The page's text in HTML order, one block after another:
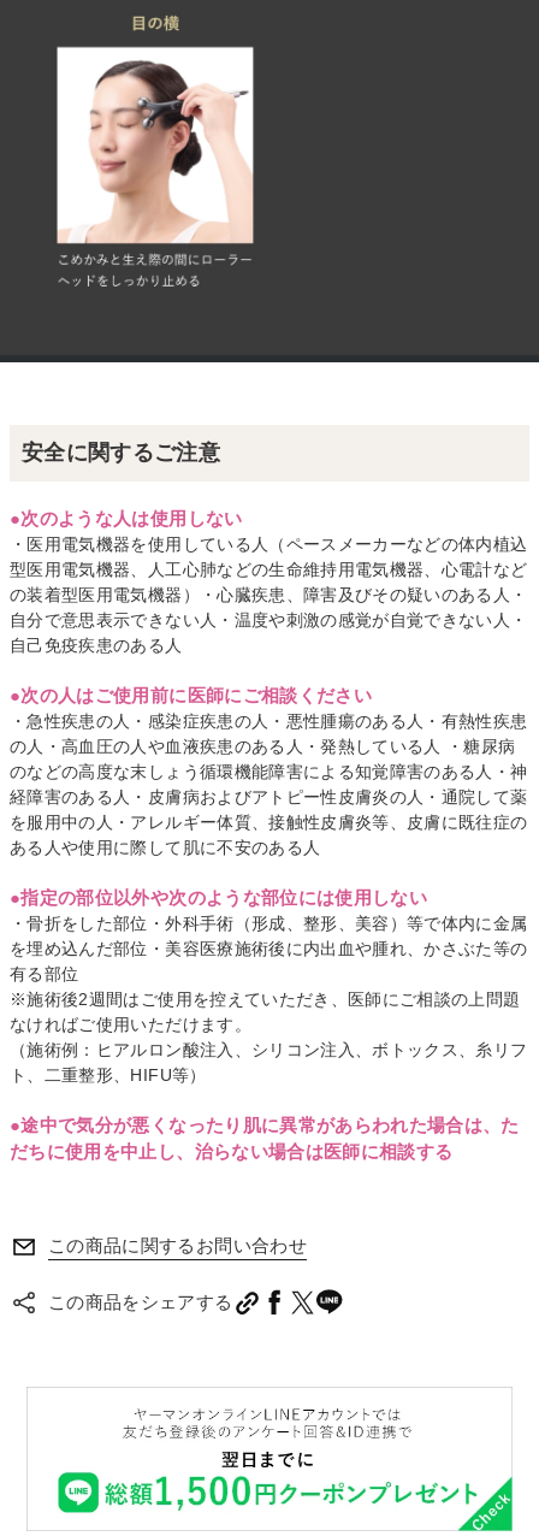
安全に関するご注意
●次のような人は使用しない
・医用電気機器を使用している人（ペースメーカーなどの体内植込
型医用電気機器、人工心肺などの生命維持用電気機器、心電計など
の装着型医用電気機器）・心臓疾患、障害及びその疑いのある人・
自分で意思表示できない人・温度や刺激の感覚が自覚できない人・
自己免疫疾患のある人
●次の人はご使用前に医師にご相談ください
・急性疾患の人・感染症疾患の人・悪性腫瘍のある人・有熱性疾患
の人・高血圧の人や血液疾患のある人・発熱している人 ・糖尿病
のなどの高度な末しょう循環機能障害による知覚障害のある人・神
経障害のある人・皮膚病およびアトピー性皮膚炎の人・通院して薬
を服用中の人・アレルギー体質、接触性皮膚炎等、皮膚に既往症の
ある人や使用に際して肌に不安のある人
●指定の部位以外や次のような部位には使用しない
・骨折をした部位・外科手術（形成、整形、美容）等で体内に金属
を埋め込んだ部位・美容医療施術後に内出血や腫れ、かさぶた等の
有る部位
※施術後2週間はご使用を控えていただき、医師にご相談の上問題
なければご使用いただけます。
（施術例：ヒアルロン酸注入、シリコン注入、ボトックス、糸リフ
ト、二重整形、HIFU等）
●途中で気分が悪くなったり肌に異常があらわれた場合は、た
だちに使用を中止し、治らない場合は医師に相談する
この商品に関するお問い合わせ
この商品をシェアする